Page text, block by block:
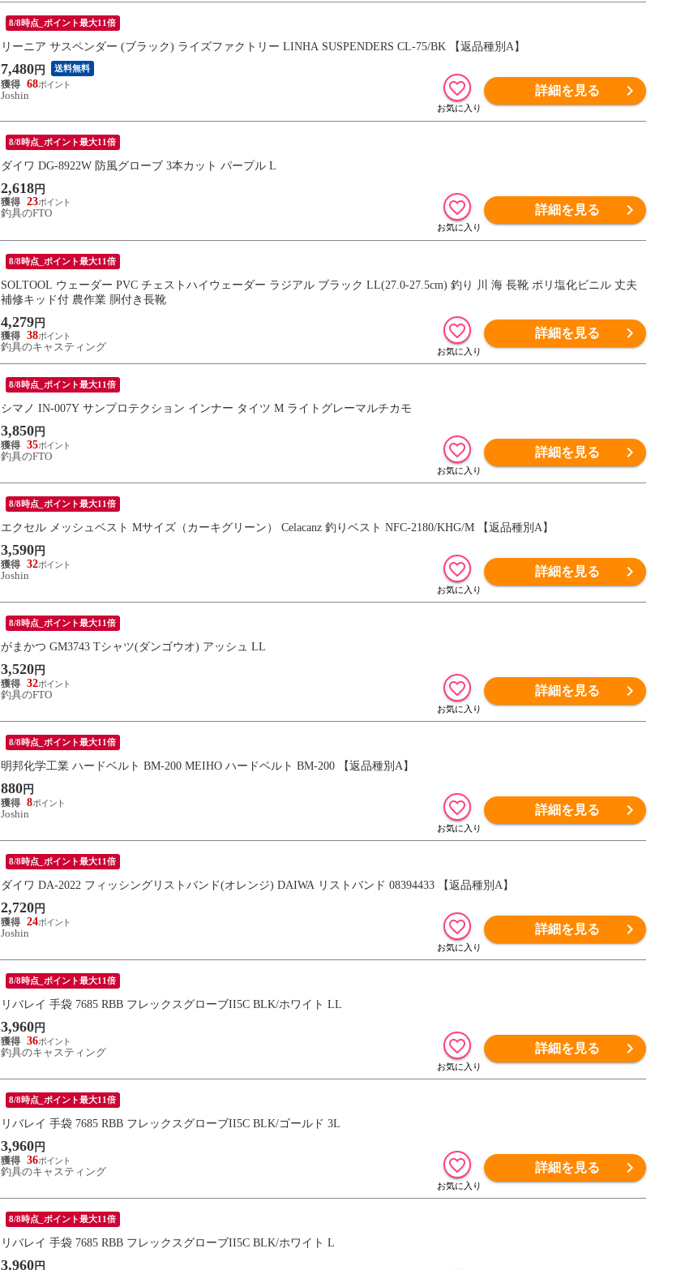
8/8時点_ポイント最大11倍
リーニア サスペンダー (ブラック) ライズファクトリー LINHA SUSPENDERS CL-75/BK 【返品種別A】
7,480 円 送料無料
68
Joshin
詳細を見る
8/8時点_ポイント最大11倍
ダイワ DG-8922W 防風グローブ 3本カット パープル L
2,618 円
23
釣具のFTO
詳細を見る
8/8時点_ポイント最大11倍
SOLTOOL ウェーダー PVC チェストハイウェーダー ラジアル ブラック LL(27.0-27.5cm) 釣り 川 海 長靴 ポリ塩化ビニル 丈夫
補修キッド付 農作業 胴付き長靴
4,279 円
38
釣具のキャスティング
詳細を見る
8/8時点_ポイント最大11倍
シマノ IN-007Y サンプロテクション インナー タイツ M ライトグレーマルチカモ
3,850 円
35
釣具のFTO
詳細を見る
8/8時点_ポイント最大11倍
エクセル メッシュベスト Mサイズ（カーキグリーン） Celacanz 釣りベスト NFC-2180/KHG/M 【返品種別A】
3,590 円
32
Joshin
詳細を見る
8/8時点_ポイント最大11倍
がまかつ GM3743 Tシャツ(ダンゴウオ) アッシュ LL
3,520 円
32
釣具のFTO
詳細を見る
8/8時点_ポイント最大11倍
明邦化学工業 ハードベルト BM-200 MEIHO ハードベルト BM-200 【返品種別A】
880 円
8
Joshin
詳細を見る
8/8時点_ポイント最大11倍
ダイワ DA-2022 フィッシングリストバンド(オレンジ) DAIWA リストバンド 08394433 【返品種別A】
2,720 円
24
Joshin
詳細を見る
8/8時点_ポイント最大11倍
リバレイ 手袋 7685 RBB フレックスグローブII5C BLK/ホワイト LL
3,960 円
36
釣具のキャスティング
詳細を見る
8/8時点_ポイント最大11倍
リバレイ 手袋 7685 RBB フレックスグローブII5C BLK/ゴールド 3L
3,960 円
36
釣具のキャスティング
詳細を見る
8/8時点_ポイント最大11倍
リバレイ 手袋 7685 RBB フレックスグローブII5C BLK/ホワイト L
3,960 円